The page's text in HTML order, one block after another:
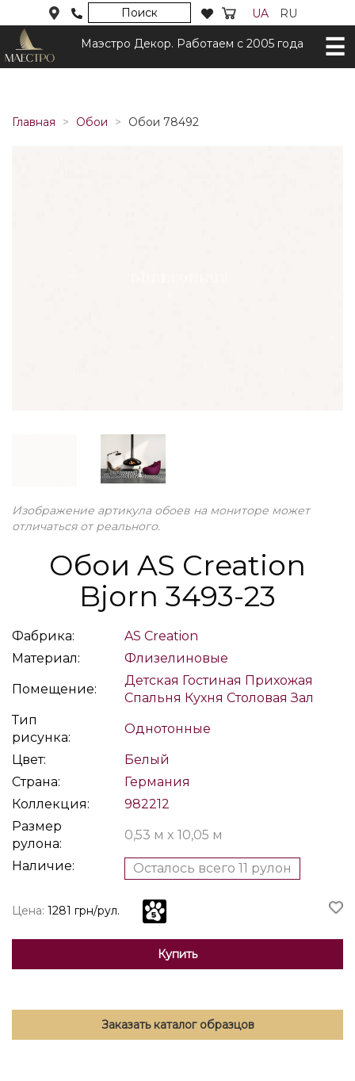
Поиск UA RU
Маэстро Декор. Работаем с 2005 года
Главная Обои Обои 78492
Изображение артикула обоев на мониторе может
отличаться от реального.
Обои AS Creation
Bjorn 3493-23
Фабрика:
AS Creation
Материал:
Флизелиновые
Помещение:
Детская Гостиная Прихожая
Спальня Кухня Столовая Зал
Тип
рисунка:
Однотонные
Цвет:
Белый
Страна:
Германия
Коллекция:
982212
Размер
рулона:
0,53 м x 10,05 м
Наличие: Осталось всего 11 рулон
Цена: 1281 грн/рул.
Купить
Заказать каталог образцов